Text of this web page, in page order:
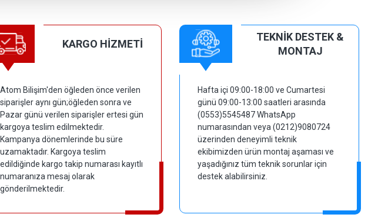
KARGO HİZMETİ
Atom Bilişim'den öğleden önce verilen
siparişler aynı gün;öğleden sonra ve
Pazar günü verilen siparişler ertesi gün
kargoya teslim edilmektedir.
Kampanya dönemlerinde bu süre
uzamaktadır. Kargoya teslim
edildiğinde kargo takip numarası kayıtlı
numaranıza mesaj olarak
gönderilmektedir.
TEKNİK DESTEK &
MONTAJ
Hafta içi 09:00-18:00 ve Cumartesi
günü 09:00-13:00 saatleri arasında
(0553)5545487 WhatsApp
numarasından veya (0212)9080724
üzerinden deneyimli teknik
ekibimizden ürün montaj aşaması ve
yaşadığınız tüm teknik sorunlar için
destek alabilirsiniz.